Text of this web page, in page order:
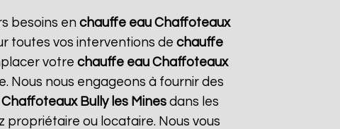
besoins en chauffe eau Chaffoteaux
toutes vos interventions de chauffe
votre chauffe eau Chaffoteaux
Nous nous engageons à fournir des
Bully les Mines dans les
propriétaire ou locataire. Nous vous